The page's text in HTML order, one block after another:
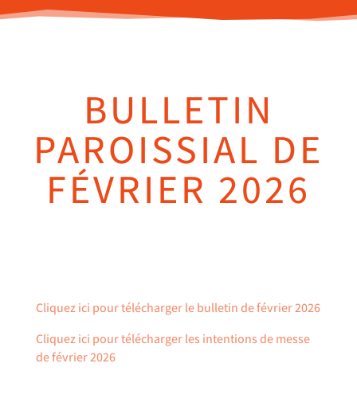
BULLETIN
PAROISSIAL DE
FÉVRIER 2026
Cliquez ici pour télécharger le bulletin de février 2026
Cliquez ici pour télécharger les intentions de messe
de février 2026